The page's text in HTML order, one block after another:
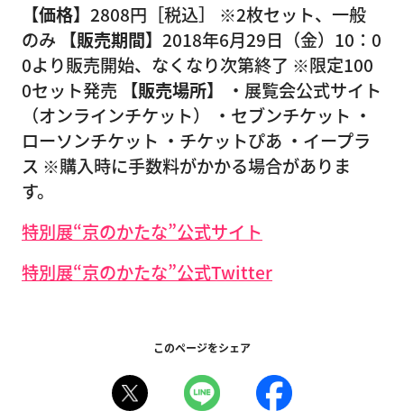
【価格】 2808円［税込］ ※2枚セット、一般
のみ
【販売期間】 2018年6月29日（金）10：0
0より販売開始、なくなり次第終了 ※限定100
0セット発売 【販売場所】
・展覧会公式サイト
（オンラインチケット） ・セブンチケット ・
ローソンチケット ・チケットぴあ ・イープラ
ス ※購入時に手数料がかかる場合がありま
す。
特別展“京のかたな”公式サイト
特別展“京のかたな”公式Twitter
このページをシェア